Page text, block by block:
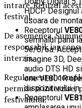
HDCP.
usoara de
Receptorul
semnalul pana
5e/6/6a.
imagine 3D,
audio DTS HD
one VE801R
dispozitivului in
Receptorul
intrare. Refuzul
festival.
De asemenea,
responsabil, iar
interzis.
Regulamentul
permise si
festivalului.